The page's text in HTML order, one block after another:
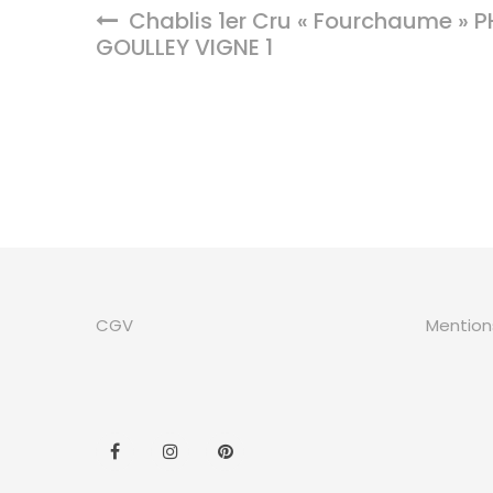
Chablis 1er Cru « Fourchaume »
GOULLEY VIGNE 1
CGV